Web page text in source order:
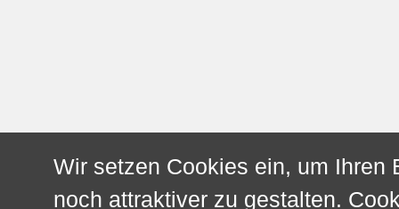
Wir setzen Cookies ein, um Ihren
noch attraktiver zu gestalten.